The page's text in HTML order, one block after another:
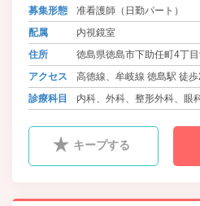
組織
参加
募集形態
准看護師（日勤パート）
配属
内視鏡室
住所
徳島県徳島市下助任町4丁
アクセス
高徳線、牟岐線 徳島駅 徒
診療科目
内科、外科、整形外科、眼
肛門科、麻酔科、リウマチ
キープする